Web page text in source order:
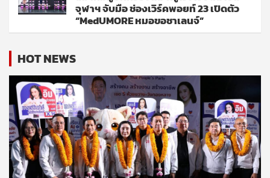
จุฬาฯ จับมือ ช่องเวิร์คพอยท์ 23 เปิดตัว
“MedUMORE หมอขอชาเลนจ์”
HOT NEWS